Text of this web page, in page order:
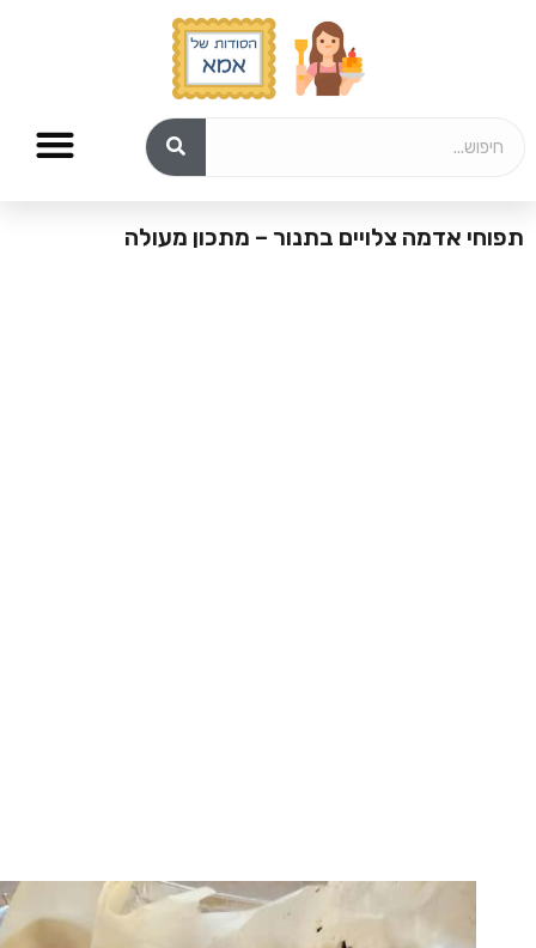
תפוחי אדמה צלויים בתנור – מתכון מעולה